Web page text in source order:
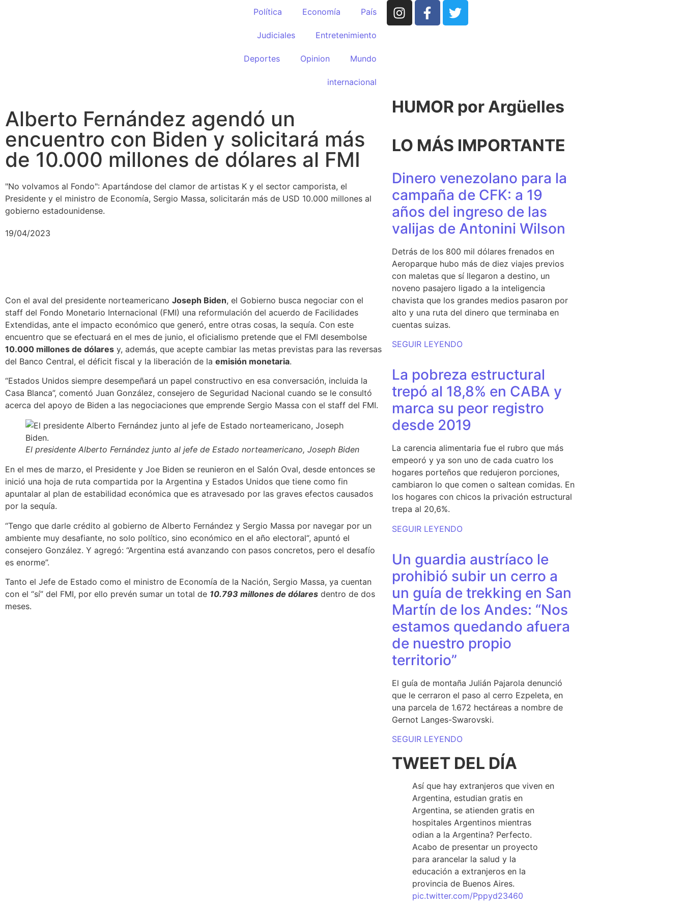
Política Economía País
Judiciales Entretenimiento
Deportes Opinion Mundo
internacional
Alberto Fernández agendó un
encuentro con Biden y solicitará más
de 10.000 millones de dólares al FMI
"No volvamos al Fondo": Apartándose del clamor de artistas K y el sector camporista, el
Presidente y el ministro de Economía, Sergio Massa, solicitarán más de USD 10.000 millones al
gobierno estadounidense.
19/04/2023
Con el aval del presidente norteamericano Joseph Biden, el Gobierno busca negociar con el
staff del Fondo Monetario Internacional (FMI) una reformulación del acuerdo de Facilidades
Extendidas, ante el impacto económico que generó, entre otras cosas, la sequía. Con este
encuentro que se efectuará en el mes de junio, el oficialismo pretende que el FMI desembolse
10.000 millones de dólares y, además, que acepte cambiar las metas previstas para las reversas
del Banco Central, el déficit fiscal y la liberación de la emisión monetaria.
“Estados Unidos siempre desempeñará un papel constructivo en esa conversación, incluida la
Casa Blanca”, comentó Juan González, consejero de Seguridad Nacional cuando se le consultó
acerca del apoyo de Biden a las negociaciones que emprende Sergio Massa con el staff del FMI.
El presidente Alberto Fernández junto al jefe de Estado norteamericano, Joseph Biden
En el mes de marzo, el Presidente y Joe Biden se reunieron en el Salón Oval, desde entonces se
inició una hoja de ruta compartida por la Argentina y Estados Unidos que tiene como fin
apuntalar al plan de estabilidad económica que es atravesado por las graves efectos causados
por la sequía.
“Tengo que darle crédito al gobierno de Alberto Fernández y Sergio Massa por navegar por un
ambiente muy desafiante, no solo político, sino económico en el año electoral“, apuntó el
consejero González. Y agregó: “Argentina está avanzando con pasos concretos, pero el desafío
es enorme”.
Tanto el Jefe de Estado como el ministro de Economía de la Nación, Sergio Massa, ya cuentan
con el “sí” del FMI, por ello prevén sumar un total de 10.793 millones de dólares dentro de dos
meses.
HUMOR por Argüelles​
LO MÁS IMPORTANTE
Dinero venezolano para la
campaña de CFK: a 19
años del ingreso de las
valijas de Antonini Wilson
Detrás de los 800 mil dólares frenados en
Aeroparque hubo más de diez viajes previos
con maletas que sí llegaron a destino, un
noveno pasajero ligado a la inteligencia
chavista que los grandes medios pasaron por
alto y una ruta del dinero que terminaba en
cuentas suizas.
SEGUIR LEYENDO
La pobreza estructural
trepó al 18,8% en CABA y
marca su peor registro
desde 2019
La carencia alimentaria fue el rubro que más
empeoró y ya son uno de cada cuatro los
hogares porteños que redujeron porciones,
cambiaron lo que comen o saltean comidas. En
los hogares con chicos la privación estructural
trepa al 20,6%.
SEGUIR LEYENDO
Un guardia austríaco le
prohibió subir un cerro a
un guía de trekking en San
Martín de los Andes: “Nos
estamos quedando afuera
de nuestro propio
territorio”
El guía de montaña Julián Pajarola denunció
que le cerraron el paso al cerro Ezpeleta, en
una parcela de 1.672 hectáreas a nombre de
Gernot Langes-Swarovski.
SEGUIR LEYENDO
TWEET DEL DÍA
Así que hay extranjeros que viven en
Argentina, estudian gratis en
Argentina, se atienden gratis en
hospitales Argentinos mientras
odian a la Argentina? Perfecto.
Acabo de presentar un proyecto
para arancelar la salud y la
educación a extranjeros en la
provincia de Buenos Aires.
pic.twitter.com/Pppyd23460